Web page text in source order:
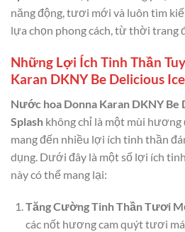
năng động, tươi mới và luôn tìm
lựa chọn phong cách, từ thời trang
Những Lợi Ích Tinh Thần
Karan DKNY Be Delicious
Nước hoa Donna Karan DKNY Be
Splash không chỉ là một mùi
mang đến nhiều lợi ích tinh thần
dụng. Dưới đây là một số lợi ích
này có thể mang lại:
Tăng Cường Tinh Thần Tươi
các nốt hương cam quýt tươi